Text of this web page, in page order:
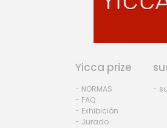
Yicca prize
- NORMAS
- FAQ
- Exhibiciòn
- Jurado
-